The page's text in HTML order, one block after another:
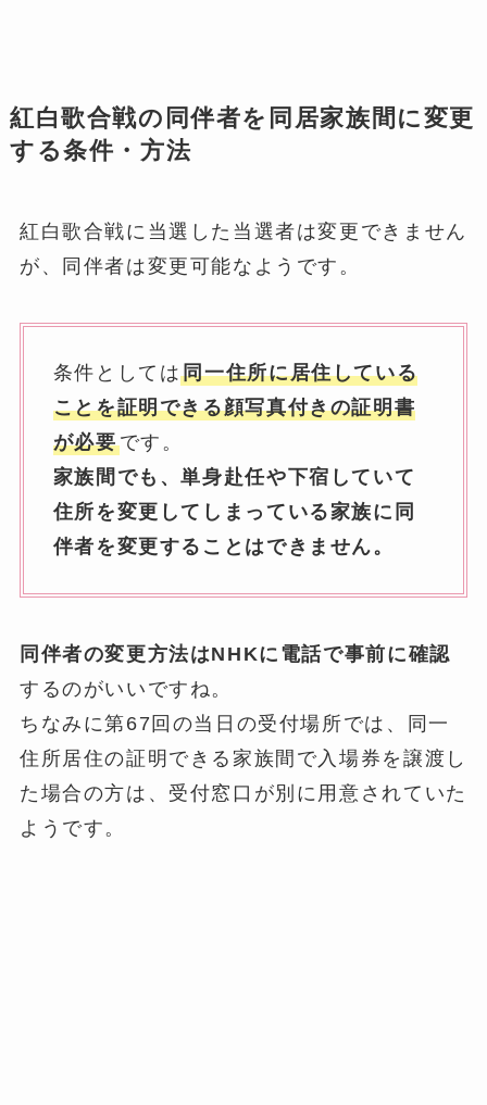
紅白歌合戦の同伴者を同居家族間に変更
する条件・方法
紅白歌合戦に当選した当選者は変更できません
が、同伴者は変更可能なようです。
条件としては同一住所に居住している
ことを証明できる顔写真付きの証明書
が必要です。
家族間でも、単身赴任や下宿していて
住所を変更してしまっている家族に同
伴者を変更することはできません。
同伴者の変更方法はNHKに電話で事前に確認
するのがいいですね。
ちなみに第67回の当日の受付場所では、同一
住所居住の証明できる家族間で入場券を譲渡し
た場合の方は、受付窓口が別に用意されていた
ようです。